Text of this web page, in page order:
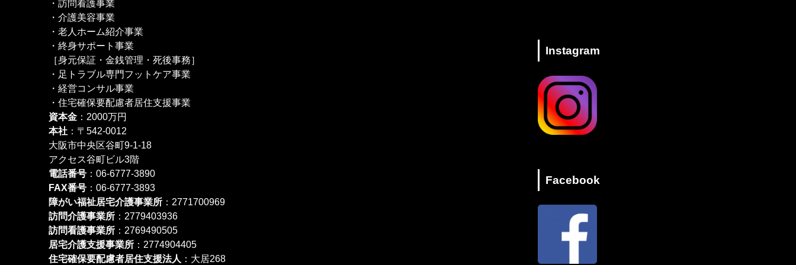
・訪問看護事業
・介護美容事業
・老人ホーム紹介事業
・終身サポート事業
［身元保証・金銭管理・死後事務］
・足トラブル専門フットケア事業
・経営コンサル事業
・住宅確保要配慮者居住支援事業
資本金 ：2000万円
本社 ：〒542-0012
大阪市中央区谷町9-1-18
アクセス谷町ビル3階
電話番号 ：06-6777-3890
FAX番号 ：06-6777-3893
障がい福祉居宅介護事業所 ：2771700969
訪問介護事業所 ：2779403936
訪問看護事業所 ：2769490505
居宅介護支援事業所 ：2774904405
住宅確保要配慮者居住支援法人 ：大居268
Instagram
Facebook